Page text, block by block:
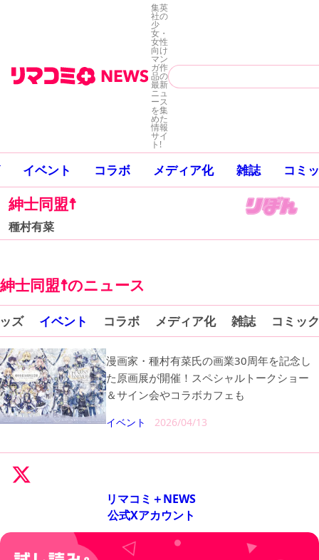
集英
社の
少
女・
女性
向け
マン
ガ作
品の
最新
ニュ
ース
を集
めた
情報
サイ
ト!
イベント コラボ メディア化 雑誌 コミ
紳士同盟☨
種村有菜
紳士同盟☨のニュース
ズ イベント コラボ メディア化 雑誌 コミッ
漫画家・種村有菜氏の画業30周年を記念し
た原画展が開催！スペシャルトークショー
＆サイン会やコラボカフェも
イベント 2026/04/13
リマコミ＋NEWS
公式Xアカウント